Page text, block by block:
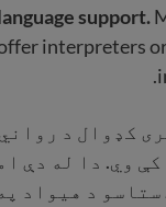
support.
interpreters
کډوال د
وي. دا له دې
ستاسو د هیواد